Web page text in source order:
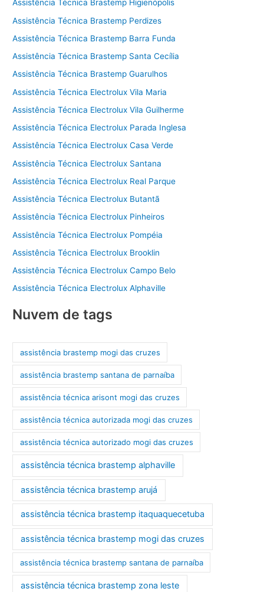
Assistência Técnica Brastemp Higienópolis
Assistência Técnica Brastemp Perdizes
Assistência Técnica Brastemp Barra Funda
Assistência Técnica Brastemp Santa Cecília
Assistência Técnica Brastemp Guarulhos
Assistência Técnica Electrolux Vila Maria
Assistência Técnica Electrolux Vila Guilherme
Assistência Técnica Electrolux Parada Inglesa
Assistência Técnica Electrolux Casa Verde
Assistência Técnica Electrolux Santana
Assistência Técnica Electrolux Real Parque
Assistência Técnica Electrolux Butantã
Assistência Técnica Electrolux Pinheiros
Assistência Técnica Electrolux Pompéia
Assistência Técnica Electrolux Brooklin
Assistência Técnica Electrolux Campo Belo
Assistência Técnica Electrolux Alphaville
Nuvem de tags
assistência brastemp mogi das cruzes
assistência brastemp santana de parnaíba
assistência técnica arisont mogi das cruzes
assistência técnica autorizada mogi das cruzes
assistência técnica autorizado mogi das cruzes
assistência técnica brastemp alphaville
assistência técnica brastemp arujá
assistência técnica brastemp itaquaquecetuba
assistência técnica brastemp mogi das cruzes
assistência técnica brastemp santana de parnaíba
assistência técnica brastemp zona leste